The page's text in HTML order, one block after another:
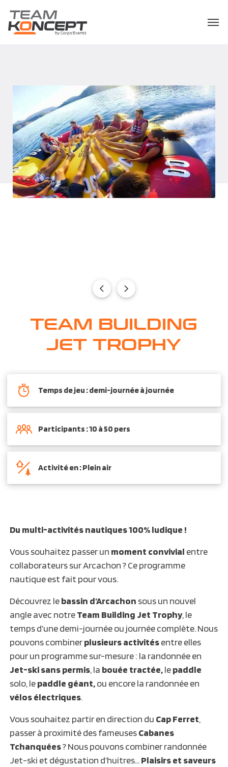
TEAM BUILDING
JET TROPHY
Temps de jeu : demi-journée à journée
Participants : 10 à 50 pers
Activité en : Plein air
Du multi-activités nautiques 100% ludique !
Vous souhaitez passer un moment convivial entre
collaborateurs sur Arcachon ? Ce programme
nautique est fait pour vous.
Découvrez lebassin d’Arcachon sous un nouvel
angle avec notreTeam Building Jet Trophy, le
temps d’une demi-journée ou journée complète. Nous
pouvons combinerplusieurs activitésentre elles
pour un programme sur-mesure : la randonnée en
Jet-ski sans permis , la bouée tractée,lepaddle
solo, lepaddle géant,ou encore la randonnée en
vélos électriques.
Vous souhaitez partir en direction du Cap Ferret
passer à proximité des fameusesCabanes
Tchanquées? Nous pouvons combiner randonnée
Jet-ski et dégustation d’huitres…Plaisirs et saveurs